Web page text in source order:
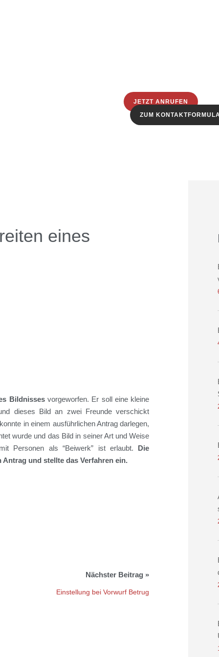
JETZT ANRUFEN
ZUM
eines
Bildnissesvorgeworfen. Er soll eine kleine
dieses Bild an zwei Freunde verschickt
konnte in einem ausführlichen Antrag darlegen,
wurde und das Bild in seiner Art und Weise
Personen als “Beiwerk” ist erlaubt.
Die
Antrag und stellte das Verfahren ein.
Einstellung bei Vorwurf Betrug